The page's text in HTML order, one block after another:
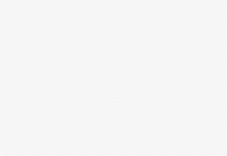
แฟชั่น
สุขภาพ
กีฬา
อาหาร, เครื่องดื่ม
ท่องเที่ยว
โรงแรม, ที่พัก